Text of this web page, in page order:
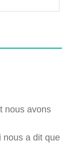
nous avons
nous a dit que